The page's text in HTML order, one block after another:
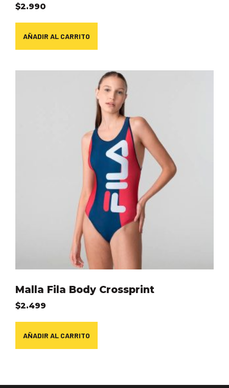
$2.990
AÑADIR AL CARRITO
Malla Fila Body Crossprint
$2.499
AÑADIR AL CARRITO